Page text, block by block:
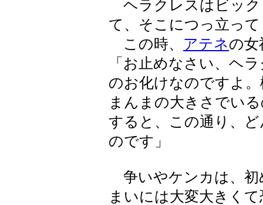
ヘラクレスはビック
て、そこにつっ立っ
この時、 アテネの女
「お止めなさい、ヘ
のお化けなのですよ
まんまの大きさでい
すると、この通り、
のです」
争いやケンカは、初
まいには大変大きく